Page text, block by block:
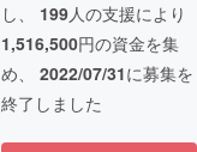
し、 199人の支援により
1,516,500円の資金を集
め、 2022/07/31に募集を
終了しました